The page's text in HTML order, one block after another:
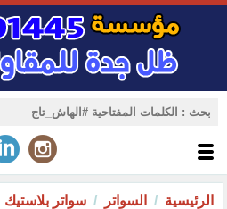
الرئيسية السواتر سواتر بلاستيك